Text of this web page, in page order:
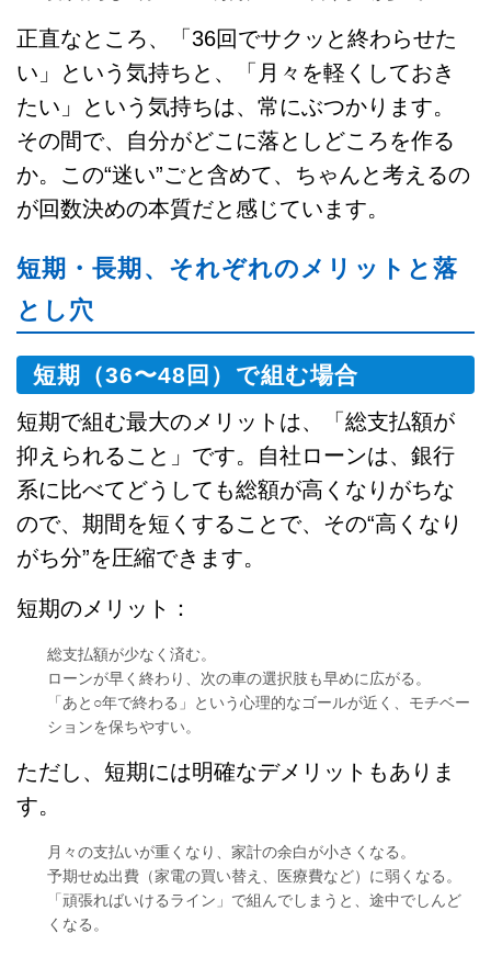
正直なところ、「36回でサクッと終わらせた
い」という気持ちと、「月々を軽くしておき
たい」という気持ちは、常にぶつかります。
その間で、自分がどこに落としどころを作る
か。この“迷い”ごと含めて、ちゃんと考えるの
が回数決めの本質だと感じています。
短期・長期、それぞれのメリットと落
とし穴
短期（36〜48回）で組む場合
短期で組む最大のメリットは、「総支払額が
抑えられること」です。自社ローンは、銀行
系に比べてどうしても総額が高くなりがちな
ので、期間を短くすることで、その“高くなり
がち分”を圧縮できます。
短期のメリット：
総支払額が少なく済む。
ローンが早く終わり、次の車の選択肢も早めに広がる。
「あと○年で終わる」という心理的なゴールが近く、モチベー
ションを保ちやすい。
ただし、短期には明確なデメリットもありま
す。
月々の支払いが重くなり、家計の余白が小さくなる。
予期せぬ出費（家電の買い替え、医療費など）に弱くなる。
「頑張ればいけるライン」で組んでしまうと、途中でしんど
くなる。